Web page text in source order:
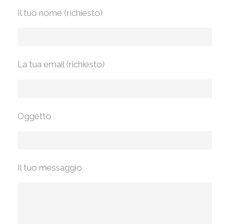
Il tuo nome (richiesto)
La tua email (richiesto)
Oggetto
Il tuo messaggio